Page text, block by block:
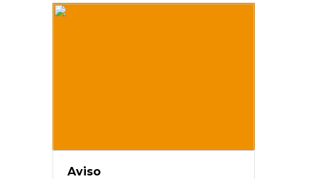
Aviso